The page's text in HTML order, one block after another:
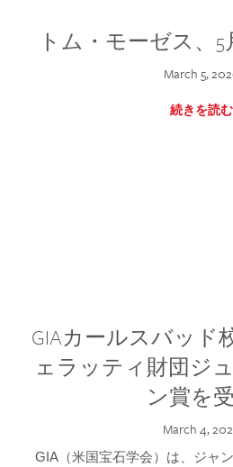
トム・モーゼス、5
March 5,
続きを読む
GIAカールスバッド
ェラッティ財団ジ
ン賞を
March 4,
GIA（米国宝石学会）は、ジャ